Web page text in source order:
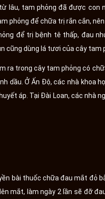
lâu, tam phỏng đã được
phỏng để chữa trị rắn cắn,
để trị bệnh tê thấp, đau
cũng dùng lá tươi của cây tam
ra trong cây tam phỏng có
dầu. Ở Ấn Độ, các nhà khoa
áp. Tại Đài Loan, các nhà
bài thuốc chữa đau mắt đỏ
mắt, làm ngày 2 lần sẽ đỡ